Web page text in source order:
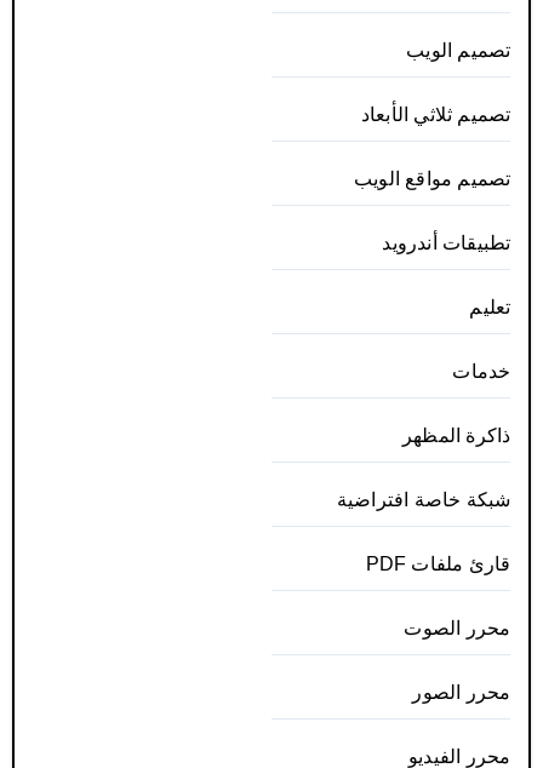
تصميم الويب
تصميم ثلاثي الأبعاد
تصميم مواقع الويب
تطبيقات أندرويد
تعليم
خدمات
ذاكرة المظهر
شبكة خاصة افتراضية
قارئ ملفات PDF
محرر الصوت
محرر الصور
محرر الفيديو